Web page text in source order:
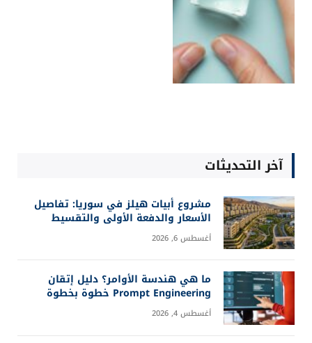
آخر التحديثات
مشروع أبيات هيلز في سوريا: تفاصيل
الأسعار والدفعة الأولى والتقسيط
أغسطس 6, 2026
ما هي هندسة الأوامر؟ دليل إتقان
Prompt Engineering خطوة بخطوة
أغسطس 4, 2026